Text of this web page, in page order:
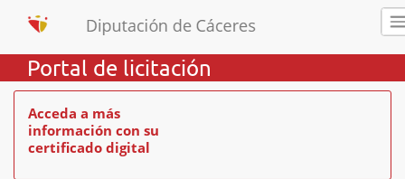
Portal de licitación
Acceda a más
información con su
certificado digital